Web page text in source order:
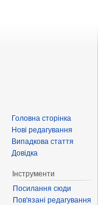
Головна сторінка
Нові редагування
Випадкова стаття
Довідка
Інструменти
Посилання сюди
Пов'язані редагування